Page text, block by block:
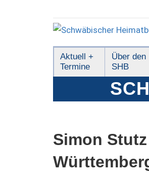
Aktuell +
Termine
Über den
SHB
Simon